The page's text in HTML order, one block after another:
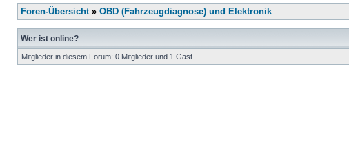
Foren-Übersicht» OBD (Fahrzeugdiagnose) und Elektronik
Wer ist online?
Mitglieder in diesem Forum: 0 Mitglieder und 1 Gast